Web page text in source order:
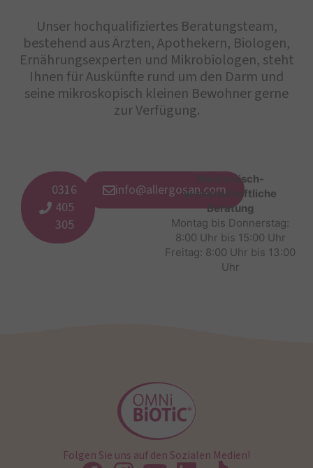
Unser hochqualifiziertes Beratungsteam,
bestehend aus Ärzten, Apothekern, Biologen,
Ernährungsexperten und Mikrobiologen, steht
Ihnen für Auskünfte rund um den Darm und
seine mikroskopisch kleinen Bewohner gerne
zur Verfügung.
0316
405
305
info@allergosan.com
Medizinisch-
wissenschaftliche
Beratung
Montag bis Donnerstag:
8:00 Uhr bis 15:00 Uhr
Freitag: 8:00 Uhr bis 13:00
Uhr
Folgen Sie uns auf den Sozialen Medien!